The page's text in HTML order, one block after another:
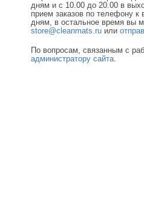
дням и с 10.00 до 20.00 в
прием заказов по телефону
дням, в остальное время вы
store@cleanmats.ru или
По вопросам, связанным с
администратору сайта